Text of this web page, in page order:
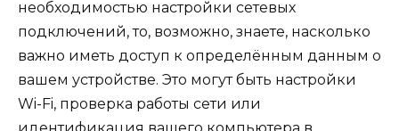
необходимостью настройки сетевых
подключений, то, возможно, знаете, насколько
важно иметь доступ к определённым данным о
вашем устройстве. Это могут быть настройки
Wi-Fi, проверка работы сети или